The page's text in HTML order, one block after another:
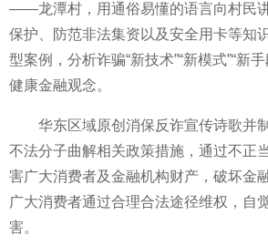
——龙潭村，用通俗易懂的语言向村民
保护、防范非法集资以及安全用卡等知
型案例，分析诈骗“新技术”“新模式”“新
健康金融观念。
华东区域原创消保反诈宣传诗歌并
不法分子曲解相关政策措施，通过不正
害广大消费者及金融机构财产，破坏金
广大消费者通过合理合法途径维权，自
害。